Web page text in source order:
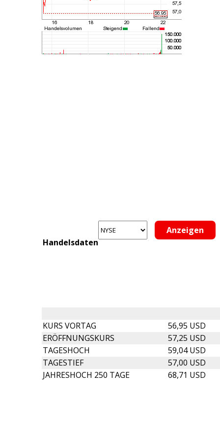
Handelsdaten
KURS VORTAG
56,95 USD
ERÖFFNUNGSKURS
57,25 USD
TAGESHOCH
59,04 USD
TAGESTIEF
57,00 USD
JAHRESHOCH 250 TAGE
68,71 USD